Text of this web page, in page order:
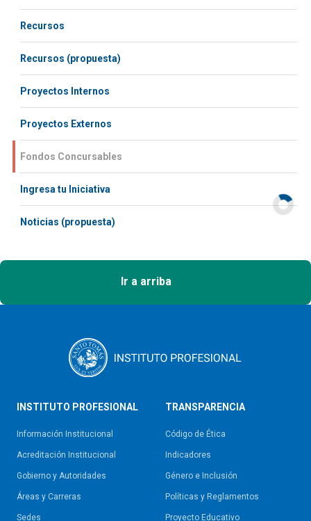
Recursos
Recursos (propuesta)
Proyectos Internos
Proyectos Externos
Fondos Concursables
Ingresa tu Iniciativa
Noticias (propuesta)
Ir a arriba
INSTITUTO PROFESIONAL
Información Institucional
Acreditación Institucional
Gobierno y Autoridades​
Áreas y Carreras
Sedes
TRANSPARENCIA
Código de Ética
Indicadores
Género e Inclusión
Políticas y Reglamentos​
Proyecto Educativo